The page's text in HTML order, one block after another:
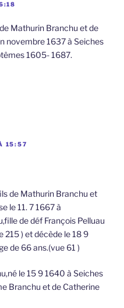
Mathurin Branchu et de
novembre 1637 à Seiches
1605- 1687.
15:57
de Mathurin Branchu et
le 11. 7 1667 à
de déf François Pelluau
215 ) et décède le 18 9
de 66 ans.(vue 61 )
le 15 9 1640 à Seiches
Branchu et de Catherine